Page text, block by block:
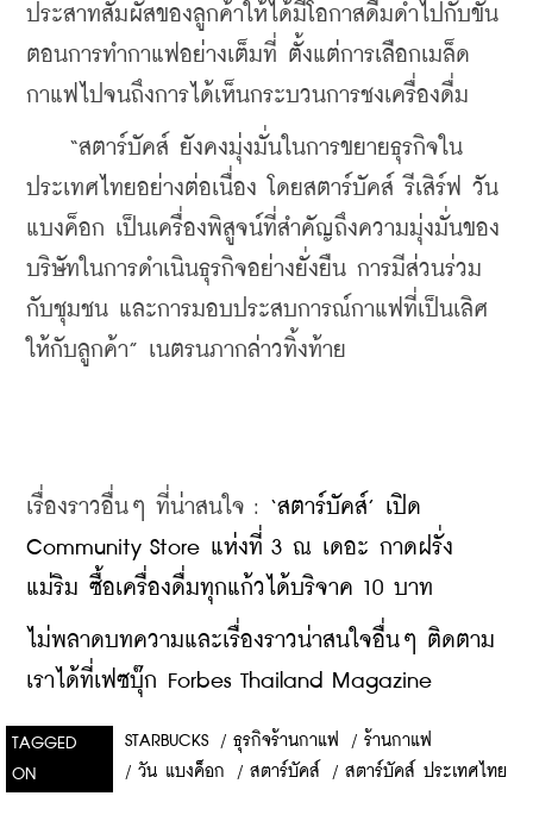
ประสาทสัมผัสของลูกค้าให้ได้มีโอกาสดื่มด่ำไปกับขั้น
ตอนการทำกาแฟอย่างเต็มที่ ตั้งแต่การเลือกเมล็ด
กาแฟไปจนถึงการได้เห็นกระบวนการชงเครื่องดื่ม
“สตาร์บัคส์ ยังคงมุ่งมั่นในการขยายธุรกิจใน
ประเทศไทยอย่างต่อเนื่อง โดยสตาร์บัคส์ รีเสิร์ฟ วัน
แบงค็อก เป็นเครื่องพิสูจน์ที่สำคัญถึงความมุ่งมั่นของ
บริษัทในการดำเนินธุรกิจอย่างยั่งยืน การมีส่วนร่วม
กับชุมชน และการมอบประสบการณ์กาแฟที่เป็นเลิศ
ให้กับลูกค้า” เนตรนภากล่าวทิ้งท้าย
เรื่องราวอื่นๆ ที่น่าสนใจ : ‘สตาร์บัคส์’ เปิด
Community Store แห่งที่ 3 ณ เดอะ กาดฝรั่ง
แม่ริม ซื้อเครื่องดื่มทุกแก้วได้บริจาค 10 บาท
ไม่พลาดบทความและเรื่องราวน่าสนใจอื่นๆ ติดตาม
เราได้ที่เฟซบุ๊ก Forbes Thailand Magazine
TAGGED
ON
STARBUCKS / ธุรกิจร้านกาแฟ / ร้านกาแฟ
/ วัน แบงค็อก / สตาร์บัคส์ / สตาร์บัคส์ ประเทศไทย